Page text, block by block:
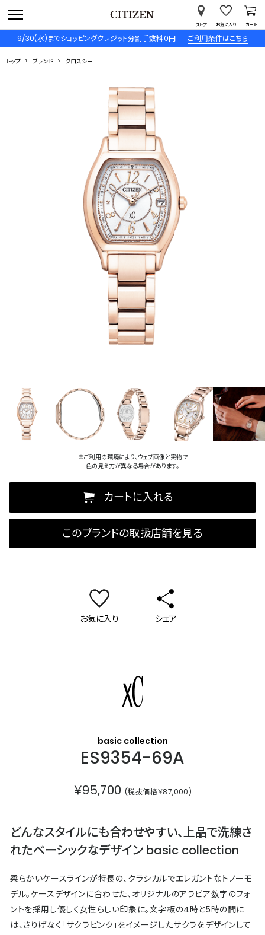
9/30(水)までショッピングクレジット分割手数料０円 ご利用条件はこちら
ストア お気に入り カート
トップ ブランド クロスシー
※ご利用の環境により、ウェブ画像と実物で
色の見え方が異なる場合があります。
カートに入れる
このブランドの取扱店舗を見る
お気に入り シェア
basic collection
ES9354-69A
￥95,700 (税抜価格￥87,000)
どんなスタイルにも合わせやすい、上品で洗練さ
れたベーシックなデザイン basic collection
柔らかいケースラインが特長の、クラシカルでエレガントなトノーモ
デル。ケースデザインに合わせた、オリジナルのアラビア数字のフォ
ントを採用し優しく女性らしい印象に。文字板の4時と5時の間に
は、さりげなく「サクラピンク」をイメージしたサクラをデザインして